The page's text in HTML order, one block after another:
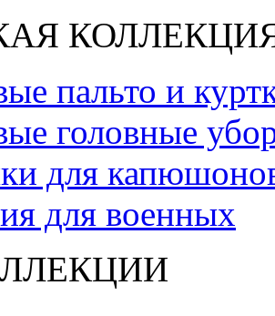
пальто и
головные
для
для военных